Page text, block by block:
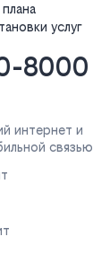
услуг
8000
интернет и
связью